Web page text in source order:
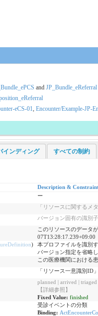
and JP_Bundle_eReferral
eCS-01, Encounter/Example-JP-
インディング すべての制約
Description &
ー
「リソースに関するメ
バージョン固有の識別子
このリソースのデータ
07T13:28:17.239+09:00
)
本プロファイルを識別
バージョン指定を省略
この医療機関における
「リソース一意識別ID
planned | arrived |
【詳細参照】
Fixed Value: finished
受診イベントの分類
Binding: